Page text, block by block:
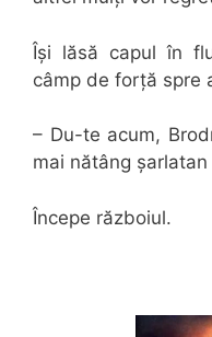
Își lăsă capul în
câmp de forță spre
– Du-te acum,
mai nătâng
Începe războiul.